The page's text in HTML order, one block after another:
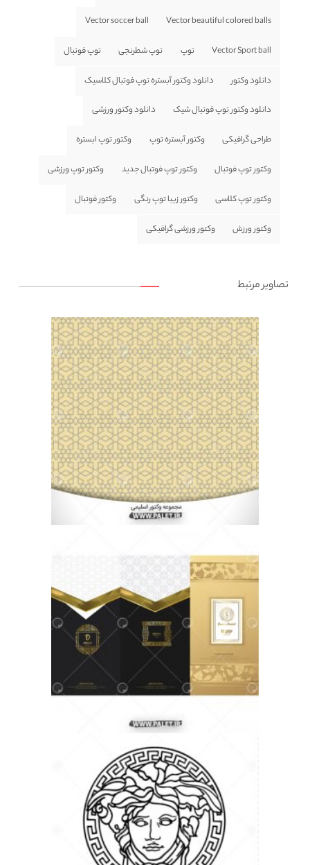
Vector beautiful colored balls
Vector soccer ball
Vector Sport ball توپ توپ شطرنجی توپ فوتبال
دانلود وکتور دانلود وکتور آبستره توپ فوتبال کلاسیک
دانلود وکتور توپ فوتبال شیک دانلود وکتور ورزشی
طراحی گرافیکی وکتور آبستره توپ وکتور توپ ابستره
وکتور توپ فوتبال وکتور توپ فوتبال جدید وکتور توپ ورزشی
وکتور توپ کلاسی وکتور زیبا توپ رنگی وکتور فوتبال
وکتور ورزش وکتور ورزشی گرافیکی
تصاویر مرتبط